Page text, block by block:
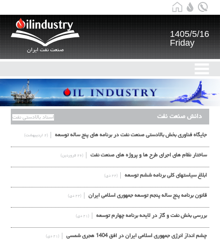
صنعت نفت ایران
1405/5/16
Friday
دانش صنعت نفت اسناد بالادستی نفت
جایگاه فناوري بخش بالادستي صنعت نفت در برنامه های پنج ساله توسعه (۲ اردیبهشت)
ساختار نظام های اجرای طرح ها و پروژه های صنعت نفت (۲۶ فروردین)
ابلاغ سیاستهای کلی برنامه ششم توسعه (۲۲ دی)
قانون برنامه پنج ساله پنجم توسعه جمهوری اسلامی ایران (۲۲ دی)
بررسی بخش نفت و گاز در لایحه برنامه چهارم توسعه (۲۱ دی)
چشم انداز انرژی جمهوري اسلامي ايران در افق 1404 هجري شمسي (۲۱ دی)